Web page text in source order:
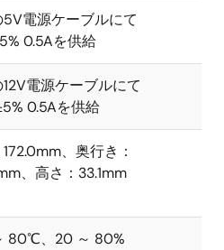
電源ケーブルにて
0.5Aを供給
電源ケーブルにて
0.5Aを供給
、奥行き：
、高さ：33.1mm
80℃、20 ～ 80%